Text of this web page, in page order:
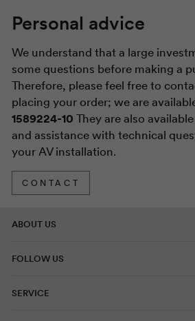
Personal advice
We understand that a large
some questions before making a
Therefore, please feel free to
placing your order; we are
1589224-10 They are also
and assistance with technical
your AV installation.
CONTACT
ABOUT US
FOLLOW US
SERVICE